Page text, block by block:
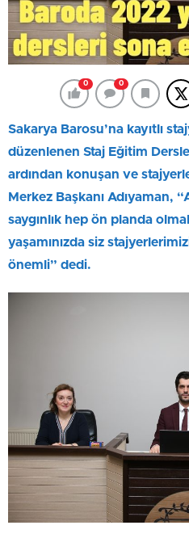
0 0
Sakarya Barosu’na kayıtlı
düzenlenen Staj Eğitim
ardından konuşan ve
Merkez Başkanı Adıyaman,
saygınlık hep ön planda
yaşamınızda siz
önemli” dedi.